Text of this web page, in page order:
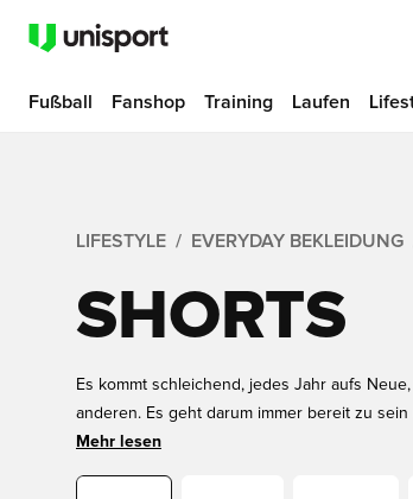
Fußball Fanshop Training Laufen
LIFESTYLE EVERYDAY BEKLEIDUNG
SHORTS
Es kommt schleichend, jedes Jahr aufs
anderen. Es geht darum immer bereit zu
dabei deine neuen günstigen Shorts auf
Mehr lesen